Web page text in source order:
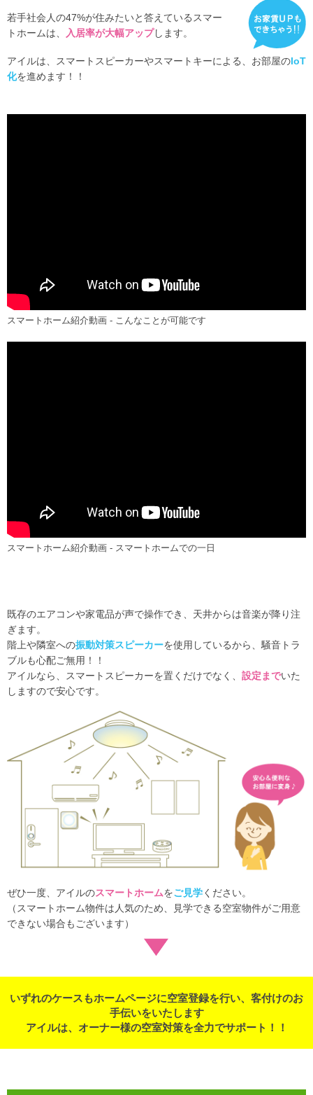
若手社会人の47%が住みたいと答えているスマー
トホームは、
入居率が大幅アップします。
アイルは、スマートスピーカーやスマートキーによる、お部屋のIoT
化を進めます！！
スマートホーム紹介動画 - こんなことが可能です
スマートホーム紹介動画 - スマートホームでの一日
既存のエアコンや家電品が声で操作でき、天井からは音楽が降り注
ぎます。
階上や隣室への振動対策スピーカーを使用しているから、騒音トラ
ブルも心配ご無用！！
アイルなら、スマートスピーカーを置くだけでなく、 設定までいた
しますので安心です。
ぜひ一度、アイルのスマートホームをご見学ください。
（スマートホーム物件は人気のため、見学できる空室物件がご用意
できない場合もございます）
いずれのケースもホームページに空室登録を行い、客付けのお
手伝いをいたします
アイルは、オーナー様の空室対策を全力でサポート！！